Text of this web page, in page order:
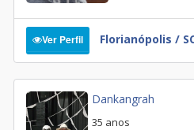
Ver Perfil Florianópolis /
Dankangrah
35 anos